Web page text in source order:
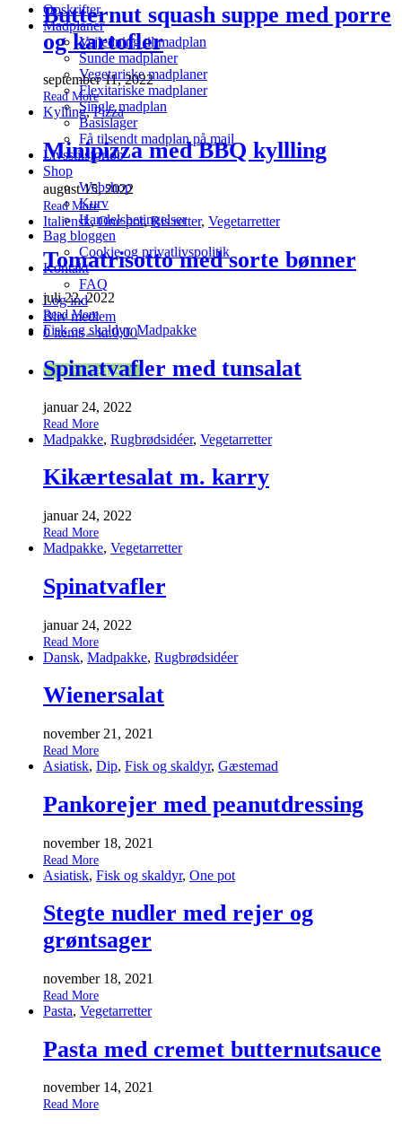
Opskrifter
Madplaner
Vejledning til madplan
Sunde madplaner
Vegetariske madplaner
Flexitariske madplaner
Single madplan
Basislager
Få tilsendt madplan på mail
Livsstilsforløb
Shop
Webshop
Kurv
Handelsbetingelser
Bag bloggen
Cookie og privatlivspolitik
Kontakt
FAQ
Log ind
Bliv medlem
0 items –kr.0,00
Bliv medlem
Butternut squash suppe med porre
og kartofler
september 11, 2022
Read More
Kylling,Pizza
Minipizza med BBQ kyllling
august 15, 2022
Read More
Italiensk,One pot,Ris retter, Vegetarretter
Tomatrisotto med sorte bønner
juli 22, 2022
Read More
Fisk og skaldyr,Madpakke
Spinatvafler med tunsalat
januar 24, 2022
Read More
Madpakke, Rugbrødsidéer, Vegetarretter
Kikærtesalat m. karry
januar 24, 2022
Read More
Madpakke, Vegetarretter
Spinatvafler
januar 24, 2022
Read More
Dansk, Madpakke, Rugbrødsidéer
Wienersalat
november 21, 2021
Read More
Asiatisk, Dip, Fisk og skaldyr, Gæstemad
Pankorejer med peanutdressing
november 18, 2021
Read More
Asiatisk, Fisk og skaldyr, One pot
Stegte nudler med rejer og
grøntsager
november 18, 2021
Read More
Pasta, Vegetarretter
Pasta med cremet butternutsauce
november 14, 2021
Read More